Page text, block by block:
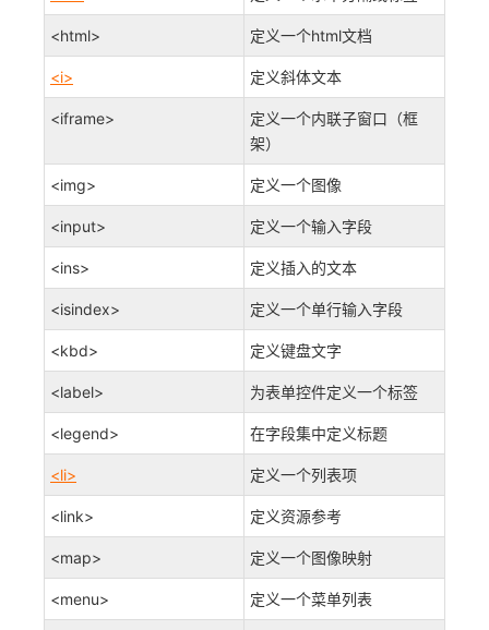
<html> 定义一个html文档
<i> 定义斜体文本
<iframe>
定义一个内联子窗口（框
架）
<img> 定义一个图像
<input> 定义一个输入字段
<ins> 定义插入的文本
<isindex> 定义一个单行输入字段
<kbd> 定义键盘文字
<label> 为表单控件定义一个标签
<legend> 在字段集中定义标题
<li> 定义一个列表项
<link> 定义资源参考
<map> 定义一个图像映射
<menu> 定义一个菜单列表